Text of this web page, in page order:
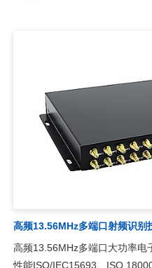
高频13.56MHz多端口射频识别
高频13.56MHz多端口大功率电
性能ISO/IEC15693、ISO